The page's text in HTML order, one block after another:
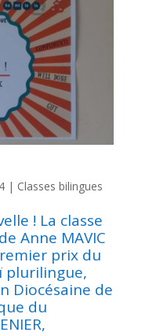
| Classes bilingues
! La classe
Anne MAVIC
prix du
plurilingue,
Diocésaine de
du